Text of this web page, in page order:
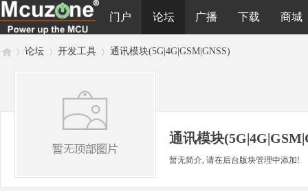
门户 论坛 广播 下载 商城
M »
论坛 开发工具
›
通讯模块(5G|4G|GSM|GNSS)
通讯模块
暂无简介, 请在后台版块管理中添加!